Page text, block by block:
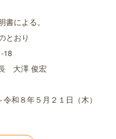
書による。
とおり
18
大澤 俊宏
和８年５月２１日（木）